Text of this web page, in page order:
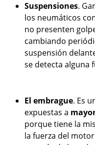
Suspensiones.
los neumáticos
no presenten
cambiando
suspensión
se detecta alguna
El embrague. Es
expuestas a
porque tiene la
la fuerza del